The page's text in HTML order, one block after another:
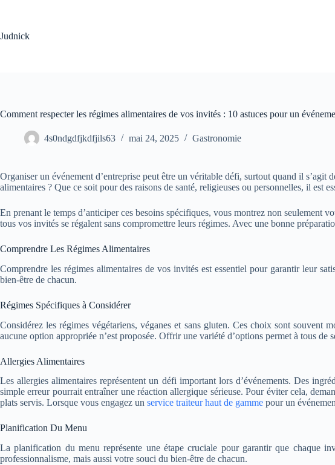
Judnick
Comment respecter les régimes alimentaires de vos invités : 10 astuces pour un
4s0ndgdfjkdfjils63 mai 24, 2025 Gastronomie
Organiser un événement d’entreprise peut être un véritable défi, surtout quand il
alimentaires ? Que ce soit pour des raisons de santé, religieuses ou personnelles, il est
En prenant le temps d’anticiper ces besoins spécifiques, vous montrez non seulement
tous vos invités se régalent sans compromettre leurs régimes. Avec une bonne
Comprendre Les Régimes Alimentaires
Comprendre les régimes alimentaires de vos invités est essentiel pour garantir leur
bien-être de chacun.
Régimes Spécifiques à Considérer
Considérez les régimes végétariens, véganes et sans gluten. Ces choix sont
aucune option appropriée n’est proposée. Offrir une variété d’options permet à tous de
Allergies Alimentaires
Les allergies alimentaires représentent un défi important lors d’événements. Des
simple erreur pourrait entraîner une réaction allergique sérieuse. Pour éviter cela,
plats servis. Lorsque vous engagez un service traiteur haut de gamme pour un
Planification Du Menu
La planification du menu représente une étape cruciale pour garantir que chaque
professionnalisme, mais aussi votre souci du bien-être de chacun.